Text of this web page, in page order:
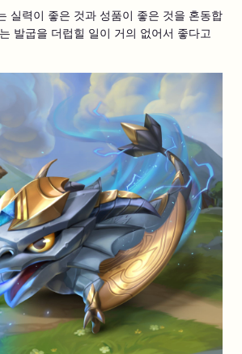
실력이 좋은 것과 성품이 좋은 것을 혼동합
발굽을 더럽힐 일이 거의 없어서 좋다고